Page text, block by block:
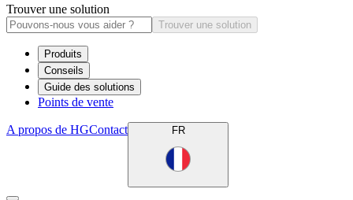
Trouver une solution
Trouver une solution
Produits
Conseils
Guide des solutions
Points de vente
A propos de HGContact FR